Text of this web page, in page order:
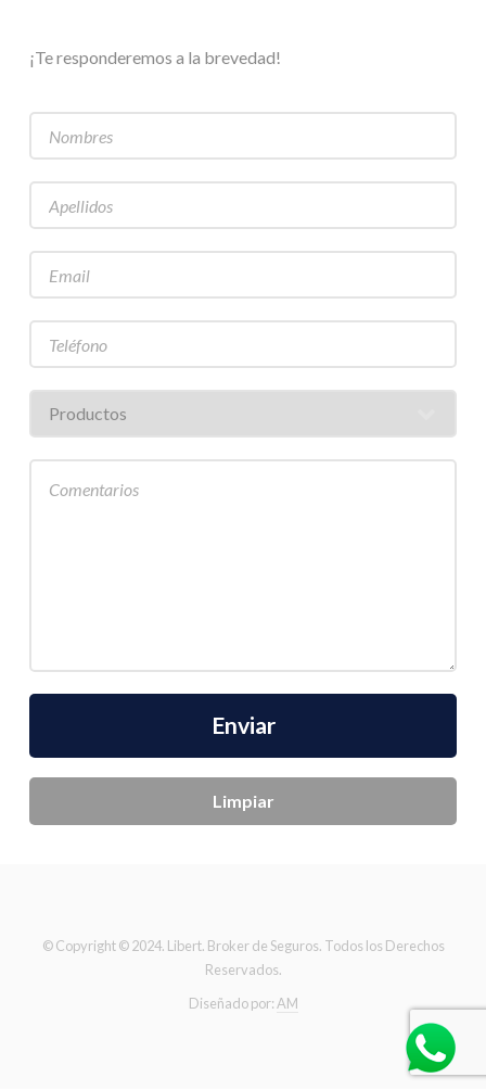
¡Te responderemos a la brevedad!
Enviar
© Copyright © 2024. Libert. Broker de Seguros. Todos los Derechos
Reservados.
Diseñado por:AM